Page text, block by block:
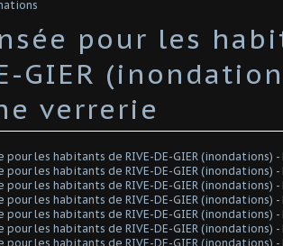
pour les
GIER
verrerie